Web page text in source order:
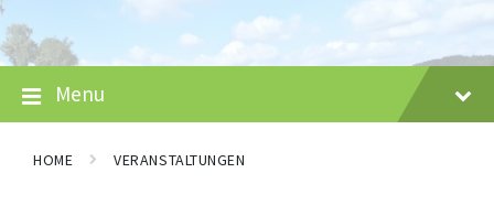
Skip
to
content
Skip
to
main
navigation
Skip
to
footer
Menu
HOME VERANSTALTUNGEN